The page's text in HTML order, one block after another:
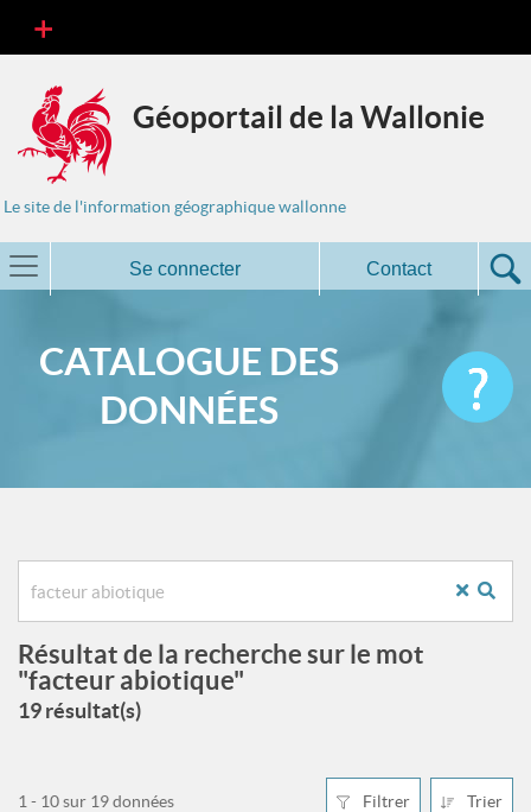
Géoportail de la Wallonie
Le site de l'information géographique wallonne
Se connecter Contact
CATALOGUE DES
DONNÉES
Résultat de la recherche sur le mot
"facteur abiotique"
19 résultat(s)
Filtrer Trier
1 - 10 sur 19 données